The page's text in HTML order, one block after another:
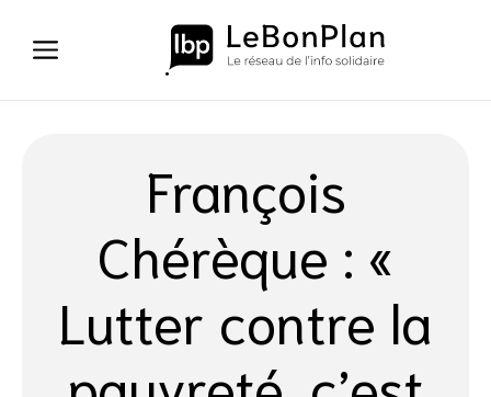
contenu
François
Chérèque : «
Lutter contre la